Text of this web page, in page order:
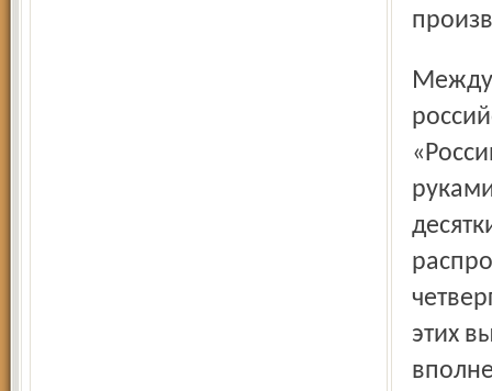
Между тем именно в такой ситуации оказались все
этих